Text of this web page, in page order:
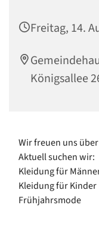
Freitag, 14.
Königsallee
Wir freuen uns
Aktuell suchen wir:
Kleidung für
Kleidung für Kinder
Frühjahrsmode